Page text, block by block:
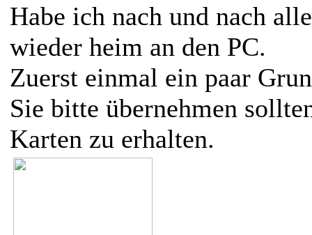
Habe ich nach und nach
wieder heim an den PC.
Zuerst einmal ein paar
Sie bitte übernehmen
Karten zu erhalten.